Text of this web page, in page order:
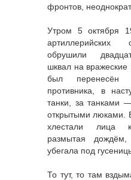
фронтов,
Утром 5 октября
артиллерийских
обрушили
шквал на вражеские
был перенесён
противника, в
танки, за танками
открытыми люками.
хлестали лица
размытая дождём,
убегала под
То тут, то там